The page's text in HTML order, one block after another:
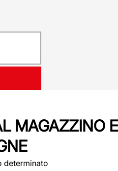
MAGAZZINO E
determinato